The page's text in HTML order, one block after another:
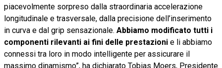
piacevolmente sorpreso dalla straordinaria accelerazione
longitudinale e trasversale, dalla precisione dell’inserimento
in curva e dal grip sensazionale. Abbiamo modificato tutti i
componenti rilevanti ai fini delle prestazioni e li abbiamo
connessi tra loro in modo intelligente per assicurare il
massimo dinamismo”, ha dichiarato Tobias Moers, Presidente